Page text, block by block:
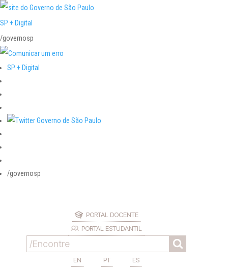
SP + Digital
/governosp
SP + Digital
/governosp
PORTAL DOCENTE
PORTAL ESTUDANTIL
EN PT ES